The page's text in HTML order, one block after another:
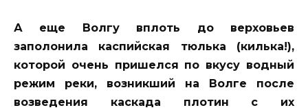
А еще Волгу вплоть до верховьев
заполонила каспийская тюлька (килька!),
которой очень пришелся по вкусу водный
режим реки, возникший на Волге после
возведения каскада плотин с их